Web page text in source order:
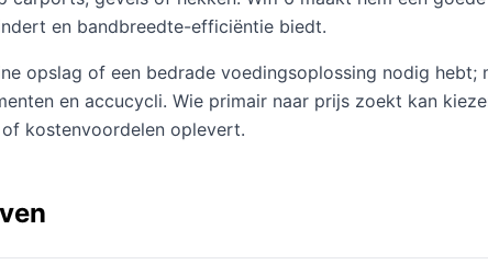
en bandbreedte-efficiëntie biedt.
opslag of een bedrade voedingsoplossing nodig
en accucycli. Wie primair naar prijs zoekt kan
kostenvoordelen oplevert.